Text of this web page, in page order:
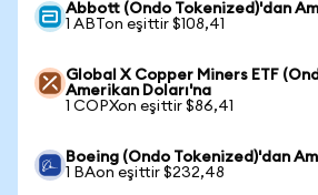
Abbott (Ondo Tokenized)'dan
1 ABTon eşittir $108,41
Global X Copper Miners ETF
Amerikan Doları'na
1 COPXon eşittir $86,41
Boeing (Ondo Tokenized)'dan
1 BAon eşittir $232,48